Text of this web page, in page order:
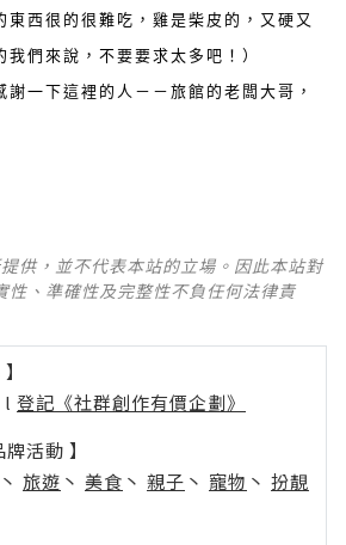
東西很的很難吃，雞是柴皮的，又硬又
們來說，不要要求太多吧！）
謝一下這裡的人－－旅館的老闆大哥，
供，並不代表本站的立場。因此本站對
性、準確性及完整性不負任何法律責
l 登記《社群創作有價企劃》
活動 】
丶 旅遊 丶 美食 丶 親子 丶 寵物 丶 扮靚